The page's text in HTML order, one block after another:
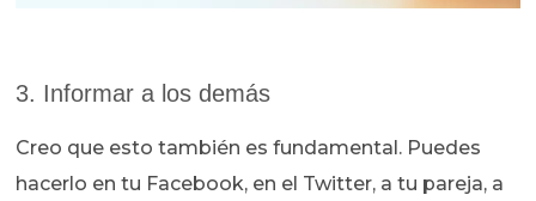
3. Informar a los demás
Creo que esto también es fundamental. Puedes
hacerlo en tu Facebook, en el Twitter, a tu pareja, a